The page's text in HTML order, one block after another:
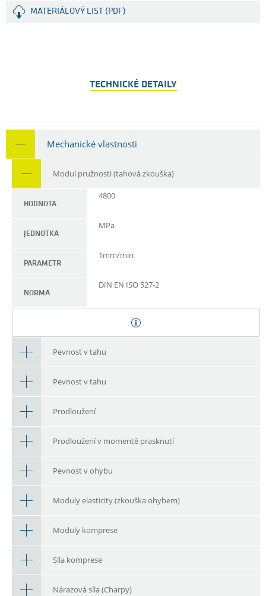
MATERIÁLOVÝ LIST (PDF)
TECHNICKÉ DETAILY
Mechanické vlastnosti
Modul pružnosti (tahová zkouška)
HODNOTA
4800
JEDNOTKA
MPa
PARAMETR
1mm/min
NORMA
DIN EN ISO 527-2
Pevnost v tahu
Pevnost v tahu
Prodloužení
Prodloužení v momentě prasknutí
Pevnost v ohybu
Moduly elasticity (zkouška ohybem)
Moduly komprese
Síla komprese
Nárazová síla (Charpy)